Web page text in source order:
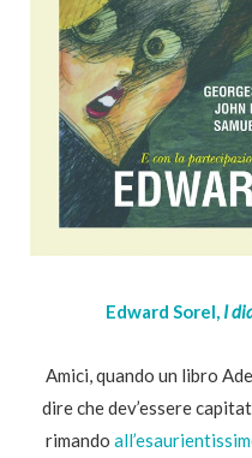
Edward Sorel, I
Amici, quando un libro
dire che dev’essere
rimando